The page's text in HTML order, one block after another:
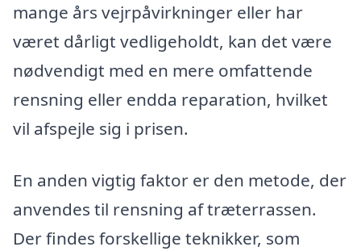
mange års vejrpåvirkninger eller har
været dårligt vedligeholdt, kan det være
nødvendigt med en mere omfattende
rensning eller endda reparation, hvilket
vil afspejle sig i prisen.
En anden vigtig faktor er den metode, der
anvendes til rensning af træterrassen.
Der findes forskellige teknikker, som